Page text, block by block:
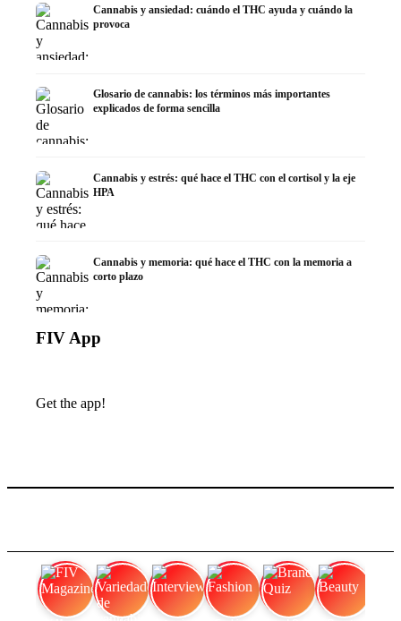
Cannabis y ansiedad: cuándo el THC ayuda y cuándo la
provoca
Glosario de cannabis: los términos más importantes
explicados de forma sencilla
Cannabis y estrés: qué hace el THC con el cortisol y la eje
HPA
Cannabis y memoria: qué hace el THC con la memoria a
corto plazo
FIV App
Get the app!